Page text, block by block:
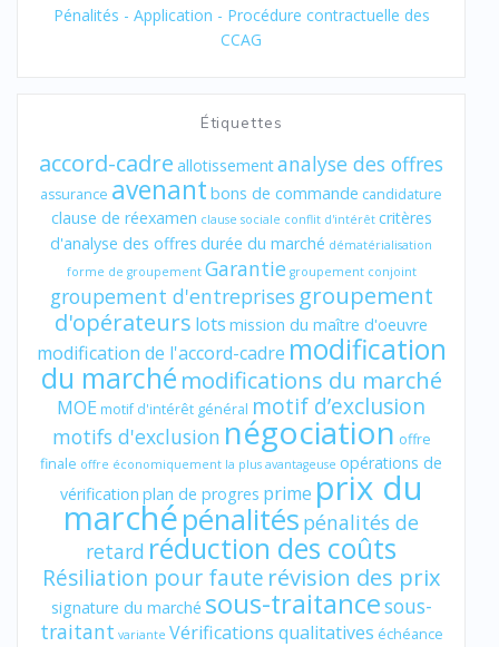
Pénalités - Application - Procédure contractuelle des
CCAG
Étiquettes
accord-cadre allotissementanalyse des offres
assurance avenant bons de commande candidature
clause de réexamen clause sociale conflit d'intérêt critères
d'analyse des offres durée du marché dématérialisation
forme de groupement Garantie groupement conjoint
groupement d'entreprises groupement
d'opérateurs lots mission du maître d'oeuvre
modification de l'accord-cadre modification
du marché modifications du marché
MOE motif d'intérêt général motif d’exclusion
motifs d'exclusion négociation offre
finale offre économiquement la plus avantageuse opérations de
vérification plan de progres prime prix du
marchépénalités pénalités de
retard réduction des coûts
Résiliation pour faute révision des prix
signature du marché sous-traitancesous-
traitant variante Vérifications qualitatives échéance